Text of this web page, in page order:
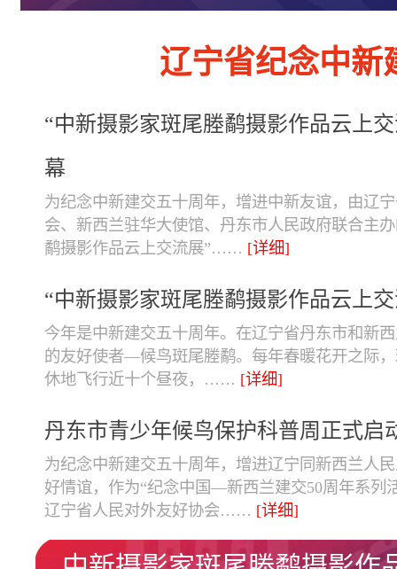
辽宁省纪念中新
“中新摄影家斑尾塍鹬摄影作品云上
幕
为纪念中新建交五十周年，增进中新友谊，由辽
会、新西兰驻华大使馆、丹东市人民政府联合主
鹬摄影作品云上交流展”…… [详细]
“中新摄影家斑尾塍鹬摄影作品云上
今年是中新建交五十周年。在辽宁省丹东市和新
的友好使者—候鸟斑尾塍鹬。每年春暖花开之际
休地飞行近十个昼夜，…… [详细]
丹东市青少年候鸟保护科普周正式启
为纪念中新建交五十周年，增进辽宁同新西兰人
好情谊，作为“纪念中国—新西兰建交50周年系列
辽宁省人民对外友好协会…… [详细]